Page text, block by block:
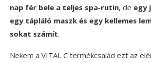
nap fér bele a teljes spa-rutin, de egy
egy tápláló maszk és egy kellemes
sokat számít.
Nekem a VITAL C termékcsalád ezt az